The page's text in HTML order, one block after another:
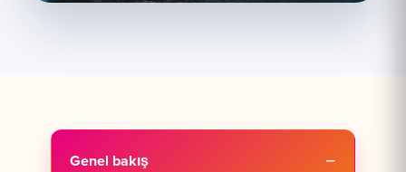
Genel bakış